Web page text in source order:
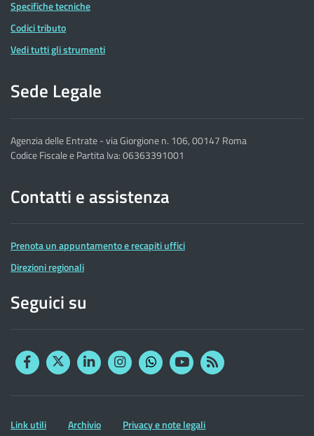
Specifiche tecniche
Codici tributo
Vedi tutti gli strumenti
Sede Legale
Agenzia delle Entrate - via Giorgione n. 106, 00147 Roma
Codice Fiscale e Partita Iva: 06363391001
Contatti e assistenza
Prenota un appuntamento e recapiti uffici
Direzioni regionali
Seguici su
FacebookTwitterLinkedinInstagram
YouTubeRSS
Altre
Link utili Archivio Privacy e note legali